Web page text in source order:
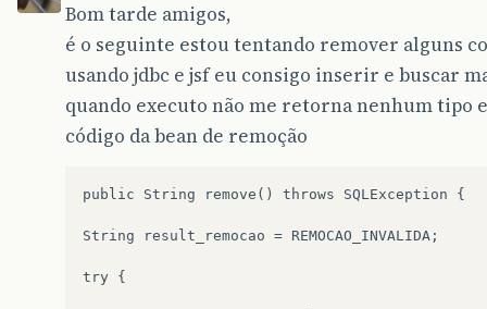
Bom tarde amigos,
é o seguinte estou tentando remover alguns
usando jdbc e jsf eu consigo inserir e buscar
quando executo não me retorna nenhum tipo
código da bean de remoção
public String remove() throws SQLException {
String result_remocao = REMOCAO_INVALIDA;
try {